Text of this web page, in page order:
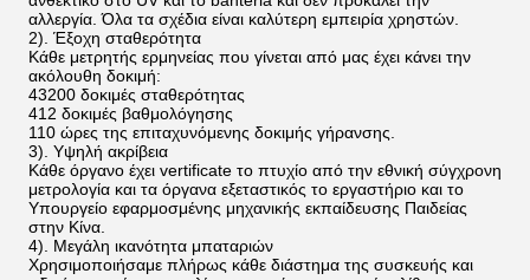
αλλεργία. Όλα τα σχέδια είναι καλύτερη εμπειρία χρηστών.
2). Έξοχη σταθερότητα
Κάθε μετρητής ερμηνείας που γίνεται από μας έχει κάνει την
ακόλουθη δοκιμή:
43200 δοκιμές σταθερότητας
412 δοκιμές βαθμολόγησης
110 ώρες της επιταχυνόμενης δοκιμής γήρανσης.
3). Υψηλή ακρίβεια
Κάθε όργανο έχει vertificate το πτυχίο από την εθνική σύγχρονη
μετρολογία και τα όργανα εξεταστικός το εργαστήριο και το
Υπουργείο εφαρμοσμένης μηχανικής εκπαίδευσης Παιδείας
στην Κίνα.
4). Μεγάλη ικανότητα μπαταριών
Χρησιμοποιήσαμε πλήρως κάθε διάστημα της συσκευής και